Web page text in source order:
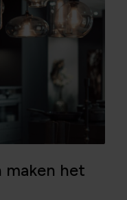
maken het